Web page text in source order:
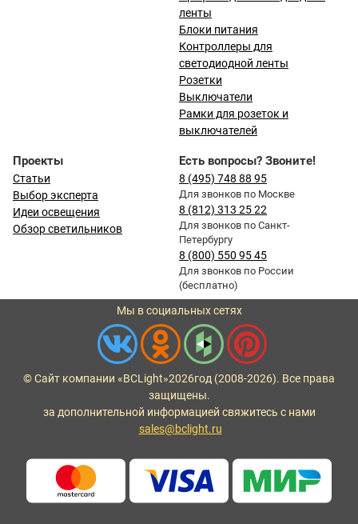
ленты
Блоки питания
Контроллеры для
светодиодной ленты
Розетки
Выключатели
Рамки для розеток и
выключателей
Проекты
Статьи
Выбор эксперта
Идеи освещения
Обзор светильников
Есть вопросы? Звоните!
8 (495) 748 88 95
Для звонков по Москве
8 (812) 313 25 22
Для звонков по Санкт-
Петербургу
8 (800) 550 95 45
Для звонков по России
(бесплатно)
Мы в социальных сетях
© Сайт компании «BCLight»2026год (2008-2026). Все права
защищены.
за дополнительной информацией свяжитесь с нами
sales@bclight.ru